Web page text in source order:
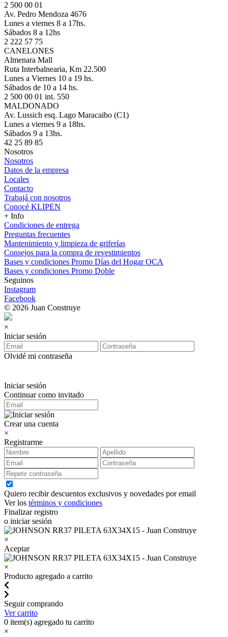
2 500 00 01
Av. Pedro Mendoza 4676
Lunes a viernes 8 a 17hs.
Sábados 8 a 12hs
2 222 57 75
CANELONES
Almenara Mall
Ruta Interbalnearia, Km 22.500
Lunes a Viernes 10 a 19 hs.
Sábados de 10 a 14 hs.
2 500 00 01 int. 550
MALDONADO
Av. Lussich esq. Lago Maracaibo (C1)
Lunes a viernes 9 a 18hs.
Sábados 9 a 13hs.
42 25 89 85
Nosotros
Nosotros
Datos de la empresa
Locales
Contacto
Trabajá con nosotros
Conocé KLIPEN
+ Info
Condiciones de entrega
Preguntas frecuentes
Mantenimiento y limpieza de griferías
Consejos para la compra de revestimientos
Bases y condiciones Promo Días del Hogar OCA
Bases y condiciones Promo Doble
Seguinos
Instagram
Facebook
© 2026 Juan Construye
×
Iniciar sesión
Olvidé mi contraseña
Iniciar sesión
Continuar como invitado
Crear una cuenta
×
Registrarme
Quiero recibir descuentos exclusivos y novedades por email
Ver los términos y condiciones
Finalizar registro
o iniciar sesión
×
Aceptar
×
Producto agregado a carrito
Seguir comprando
Ver carrito
0 item(s) agregado tu carrito
×